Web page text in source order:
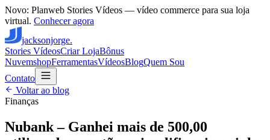
Novo: Planweb Stories Vídeos — vídeo commerce para sua loja
virtual. Conhecer agora
jacksonjorge.
Stories VídeosCriar LojaBônus
NuvemshopFerramentasVídeosBlogQuem Sou
Contato
Voltar ao blog
Finanças
Nubank – Ganhei mais de 500,00